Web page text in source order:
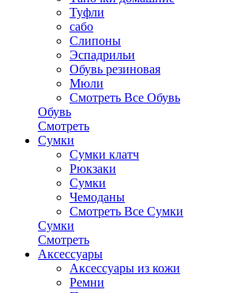
Туфли
сабо
Слипоны
Эспадрильи
Обувь резиновая
Мюли
Смотреть Все Обувь
Обувь
Смотреть
Сумки
Сумки клатч
Рюкзаки
Сумки
Чемоданы
Смотреть Все Сумки
Сумки
Смотреть
Аксессуары
Аксессуары из кожи
Ремни